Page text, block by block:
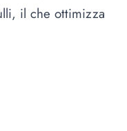
il che ottimizza